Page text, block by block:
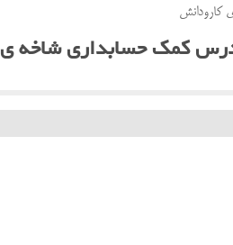
کارودانش
درس کمک حسابداری شاخه ی